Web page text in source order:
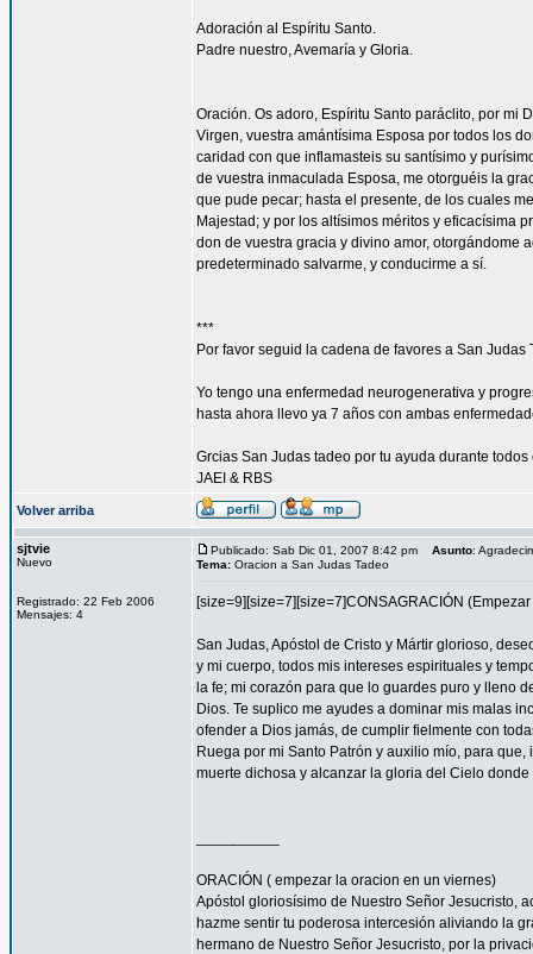
Adoración al Espíritu Santo.
Padre nuestro, Avemaría y Gloria.
Oración. Os adoro, Espíritu Santo paráclito, por mi
Virgen, vuestra amántísima Esposa por todos los
caridad con que inflamasteis su santísimo y
de vuestra inmaculada Esposa, me otorguéis la
que pude pecar; hasta el presente, de los cuales
Majestad; y por los altísimos méritos y eficacísima
don de vuestra gracia y divino amor, otorgándome
predeterminado salvarme, y conducirme a sí.
***
Por favor seguid la cadena de favores a San
Yo tengo una enfermedad neurogenerativa y
hasta ahora llevo ya 7 años con ambas
Grcias San Judas tadeo por tu ayuda durante todos
JAEI & RBS
Volver arriba
sjtvie
Nuevo
Registrado: 22 Feb 2006
Mensajes: 4
Publicado: Sab Dic 01, 2007 8:42 pm Asunto:
Tema: Oracion a San Judas Tadeo
[size=9][size=7][size=7]CONSAGRACIÓN
San Judas, Apóstol de Cristo y Mártir glorioso,
y mi cuerpo, todos mis intereses espirituales y
la fe; mi corazón para que lo guardes puro y lleno
Dios. Te suplico me ayudes a dominar mis malas
ofender a Dios jamás, de cumplir fielmente con
Ruega por mi Santo Patrón y auxilio mío, para
muerte dichosa y alcanzar la gloria del Cielo
ORACIÓN ( empezar la oracion en un viernes)
Apóstol gloriosísimo de Nuestro Señor Jesucristo,
hazme sentir tu poderosa intercesión aliviando la
hermano de Nuestro Señor Jesucristo, por la